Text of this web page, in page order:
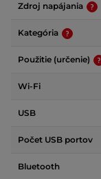
Zdroj napájania
Kategória
Použitie (určenie)
Wi-Fi
USB
Počet USB portov
Bluetooth